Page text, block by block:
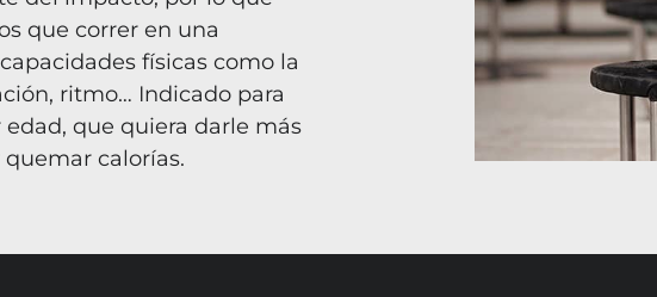
que correr en una
físicas como la
ritmo… Indicado para
que quiera darle más
calorías.